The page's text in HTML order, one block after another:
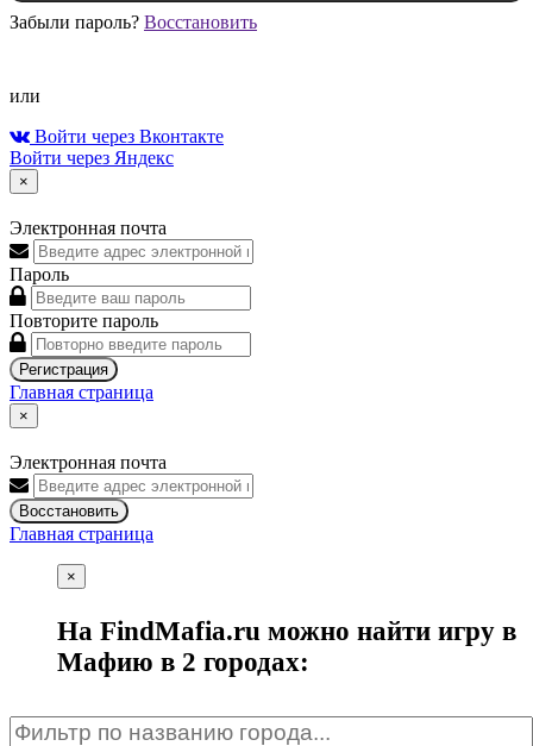
Забыли пароль? Восстановить
или
Войти через Вконтакте
Войти через Яндекс
×
Электронная почта
Пароль
Повторите пароль
Регистрация
Главная страница
×
Электронная почта
Восстановить
Главная страница
×
На FindMafia.ru можно найти игру в
Мафию в 2 городах: